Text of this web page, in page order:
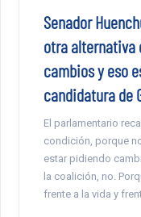
Senador
otra alternativa
cambios y eso
candidatura de
El parlamentario
condición, porque
estar pidiendo
la coalición, no.
frente a la vida y